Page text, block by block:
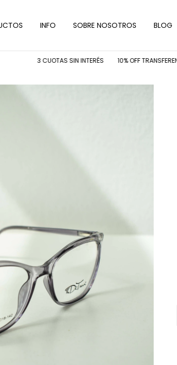
INFO SOBRE NOSOTROS BLOG
3 CUOTAS SIN INTERÉS 10% OFF TRANSFERENCIA